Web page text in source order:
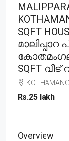
SQFT
SQFT
Rs.25 lakh
Overview